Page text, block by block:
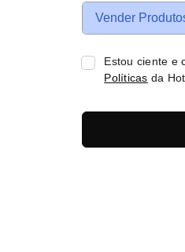
Vender
Estou ciente e
Políticas da